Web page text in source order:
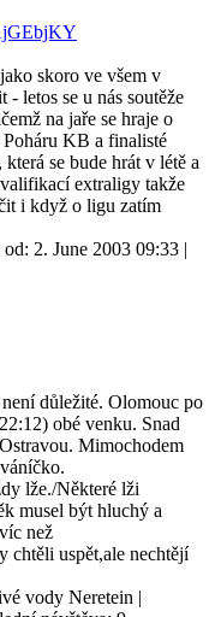
skoro ve všem v
letos se u nás soutěže
na jaře se hraje o
KB a finalisté
se bude hrát v létě a
extraligy takže
i když o ligu zatím
od: 2. June 2003 09:33 |
důležité. Olomouc po
obé venku. Snad
Mimochodem
lže./Některé lži
musel být hluchý a
než
chtěli uspět,ale nechtějí
vody Neretein |